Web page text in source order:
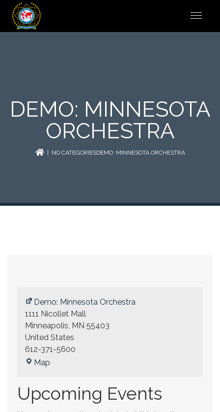
DEMO: MINNESOTA
ORCHESTRA
| NO CATEGORIESDEMO: MINNESOTA ORCHESTRA
Demo: Minnesota Orchestra
1111 Nicollet Mall
Minneapolis, MN 55403
United States
612-371-5600
Map
Upcoming Events